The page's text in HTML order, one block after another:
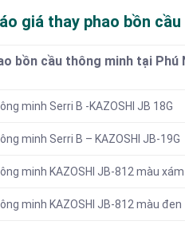
giá thay phao bồn
bồn cầu thông minh tại Phú
minh Serri B -KAZOSHI JB 18G
minh Serri B – KAZOSHI JB-19G
minh KAZOSHI JB-812 màu xám
minh KAZOSHI JB-812 màu đen